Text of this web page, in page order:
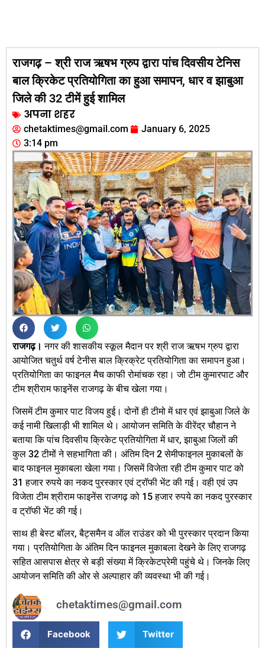
राजगढ़ – श्री राज ऋषभ ग्रुप द्वारा पांच दिवसीय टेनिस
बाल क्रिकेट प्रतियोगिता का हुआ समापन, धार व झाबुआ
जिले की 32 टीमें हुई शामिल
अपना शहर
chetaktimes@gmail.com
January 6, 2025
3:14 pm
राजगढ़। नगर की शासकीय स्कूल मैदान पर श्री राज ऋषभ ग्रुप द्वारा
आयोजित चतुर्थ वर्ष टेनीस बाल क्रिक्रेट प्रतियोगिता का समापन हुआ।
प्रतियोगिता का फाइनल मैच काफी रोमांचक रहा। जो टीम कुमारपाट और
टीम श्रीराम फाइनेंस राजगढ़ के बीच खेला गया।
जिसमें टीम कुमार पाट विजय हुई। दोनों ही टीमो में धार एवं झाबुआ जिले के
कई नामी खिलाड़ी भी शामिल थे। आयोजन समिति के वीरेंद्र चौहान ने
बताया कि पांच दिवसीय क्रिकेट प्रतियोगिता में धार, झाबुआ जिलों की
कुल 32 टीमों ने सहभागिता की। अंतिम दिन 2 सेमीफाइनल मुकाबलों के
बाद फाइनल मुकाबला खेला गया। जिसमें विजेता रही टीम कुमार पाट को
31 हजार रुपये का नकद पुरस्कार एवं ट्रॉफी भेंट की गई। वही एवं उप
विजेता टीम श्रीराम फाइनेंस राजगढ़ को 15 हजार रुपये का नकद पुरस्कार
व ट्रॉफी भेंट की गई।
साथ ही बेस्ट बॉलर, बैट्समैन व ऑल राउंडर को भी पुरस्कार प्रदान किया
गया। प्रतियोगिता के अंतिम दिन फाइनल मुकाबला देखने के लिए राजगढ़
सहित आसपास क्षेत्र से बड़ी संख्या में क्रिकेटप्रेमी पहुंचे थे। जिनके लिए
आयोजन समिति की ओर से अल्पाहार की व्यवस्था भी की गई।
chetaktimes@gmail.com
Facebook Twitter